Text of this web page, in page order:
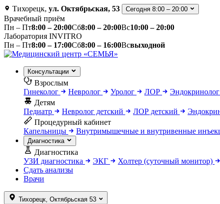
Тихорецк, ул. Октябрьская, 53 Сегодня 8:00 – 20:00
Врачебный приём
Пн – Пт8:00 – 20:00Сб8:00 – 20:00Вс10:00 – 20:00
Лаборатория INVITRO
Пн – Пт8:00 – 17:00Сб8:00 – 16:00Всвыходной
Консультации
Взрослым
Гинеколог
Невролог Уролог ЛОР
Детям
Педиатр
Невролог детский ЛОР детский
Процедурный кабинет
Капельницы
Внутримышечные и внутривенные
Диагностика
Диагностика
УЗИ диагностика
ЭКГ
Холтер (суточный монитор)
Сдать анализы
Врачи
Тихорецк, Октябрьская 53